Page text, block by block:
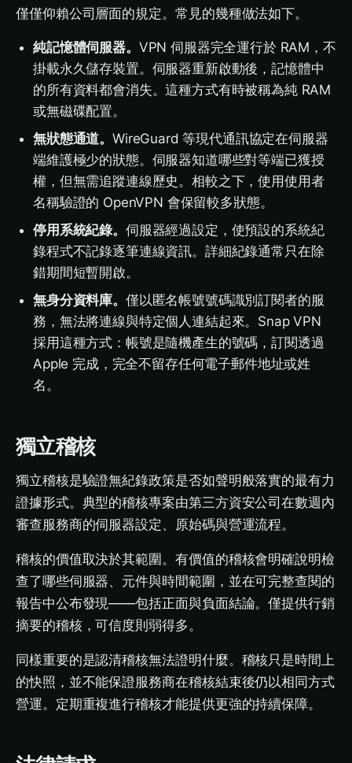
僅僅仰賴公司層面的規定。常見的幾種做法如下。
純記憶體伺服器。 VPN 伺服器完全運行於 RAM，不
掛載永久儲存裝置。伺服器重新啟動後，記憶體中
的所有資料都會消失。這種方式有時被稱為純 RAM
或無磁碟配置。
無狀態通道。WireGuard 等現代通訊協定在伺服器
端維護極少的狀態。伺服器知道哪些對等端已獲授
權，但無需追蹤連線歷史。相較之下，使用使用者
名稱驗證的 OpenVPN 會保留較多狀態。
停用系統紀錄。 伺服器經過設定，使預設的系統紀
錄程式不記錄逐筆連線資訊。詳細紀錄通常只在除
錯期間短暫開啟。
無身分資料庫。 僅以匿名帳號號碼識別訂閱者的服
務，無法將連線與特定個人連結起來。Snap VPN
採用這種方式：帳號是隨機產生的號碼，訂閱透過
Apple 完成，完全不留存任何電子郵件地址或姓
名。
獨立稽核
獨立稽核是驗證無紀錄政策是否如聲明般落實的最有力
證據形式。典型的稽核專案由第三方資安公司在數週內
審查服務商的伺服器設定、原始碼與營運流程。
稽核的價值取決於其範圍。有價值的稽核會明確說明檢
查了哪些伺服器、元件與時間範圍，並在可完整查閱的
報告中公布發現——包括正面與負面結論。僅提供行銷
摘要的稽核，可信度則弱得多。
同樣重要的是認清稽核無法證明什麼。稽核只是時間上
的快照，並不能保證服務商在稽核結束後仍以相同方式
營運。定期重複進行稽核才能提供更強的持續保障。